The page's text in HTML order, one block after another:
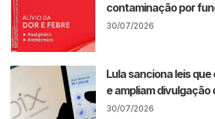
contaminação por
30/07/2026
Lula sanciona leis que
e ampliam divulgação
30/07/2026